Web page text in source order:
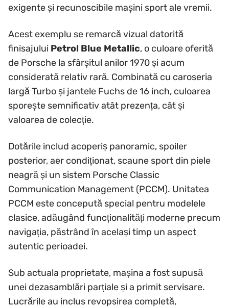
exigente și recunoscibile mașini sport ale vremii.
Acest exemplu se remarcă vizual datorită
finisajului Petrol Blue Metallic, o culoare oferită
de Porsche la sfârșitul anilor 1970 și acum
considerată relativ rară. Combinată cu caroseria
largă Turbo și jantele Fuchs de 16 inch, culoarea
sporește semnificativ atât prezența, cât și
valoarea de colecție.
Dotările includ acoperiș panoramic, spoiler
posterior, aer condiționat, scaune sport din piele
neagră și un sistem Porsche Classic
Communication Management (PCCM). Unitatea
PCCM este concepută special pentru modelele
clasice, adăugând funcționalități moderne precum
navigația, păstrând în același timp un aspect
autentic perioadei.
Sub actuala proprietate, mașina a fost supusă
unei dezasamblări parțiale și a primit servisare.
Lucrările au inclus revopsirea completă,